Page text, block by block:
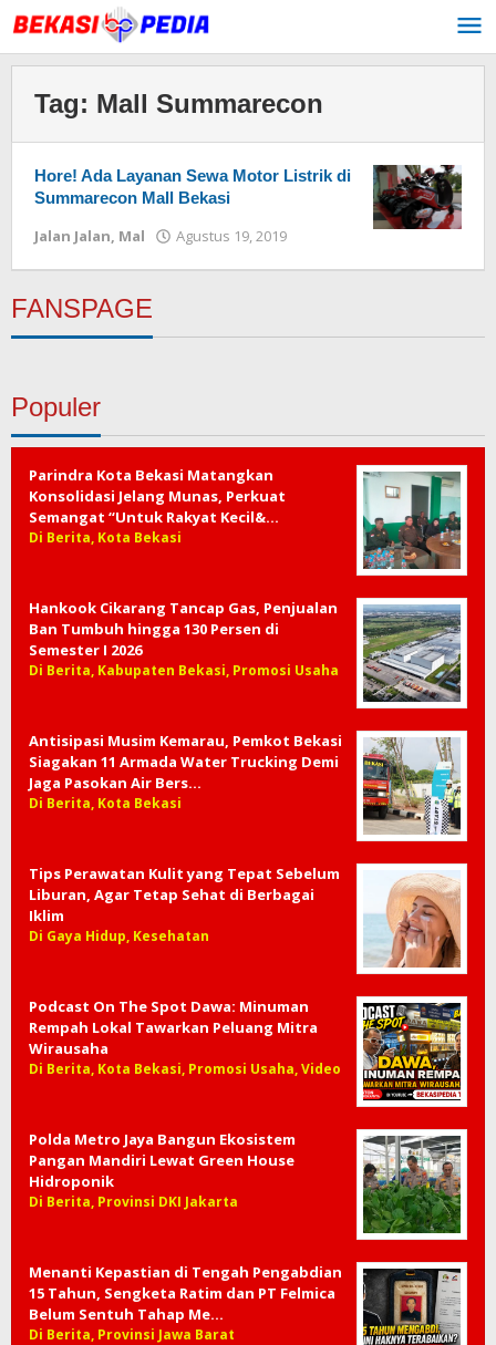
Lewati
ke
konten
Tag: Mall Summarecon
Hore! Ada Layanan Sewa Motor Listrik di
Summarecon Mall Bekasi
Jalan Jalan, Mal Agustus 19, 2019
FANSPAGE
Populer
Parindra Kota Bekasi Matangkan
Konsolidasi Jelang Munas, Perkuat
Semangat “Untuk Rakyat Kecil&…
Di Berita, Kota Bekasi
Hankook Cikarang Tancap Gas, Penjualan
Ban Tumbuh hingga 130 Persen di
Semester I 2026
Di Berita, Kabupaten Bekasi, Promosi Usaha
Antisipasi Musim Kemarau, Pemkot Bekasi
Siagakan 11 Armada Water Trucking Demi
Jaga Pasokan Air Bers…
Di Berita, Kota Bekasi
Tips Perawatan Kulit yang Tepat Sebelum
Liburan, Agar Tetap Sehat di Berbagai
Iklim
Di Gaya Hidup, Kesehatan
Podcast On The Spot Dawa: Minuman
Rempah Lokal Tawarkan Peluang Mitra
Wirausaha
Di Berita, Kota Bekasi, Promosi Usaha, Video
Polda Metro Jaya Bangun Ekosistem
Pangan Mandiri Lewat Green House
Hidroponik
Di Berita, Provinsi DKI Jakarta
Menanti Kepastian di Tengah Pengabdian
15 Tahun, Sengketa Ratim dan PT Felmica
Belum Sentuh Tahap Me…
Di Berita, Provinsi Jawa Barat